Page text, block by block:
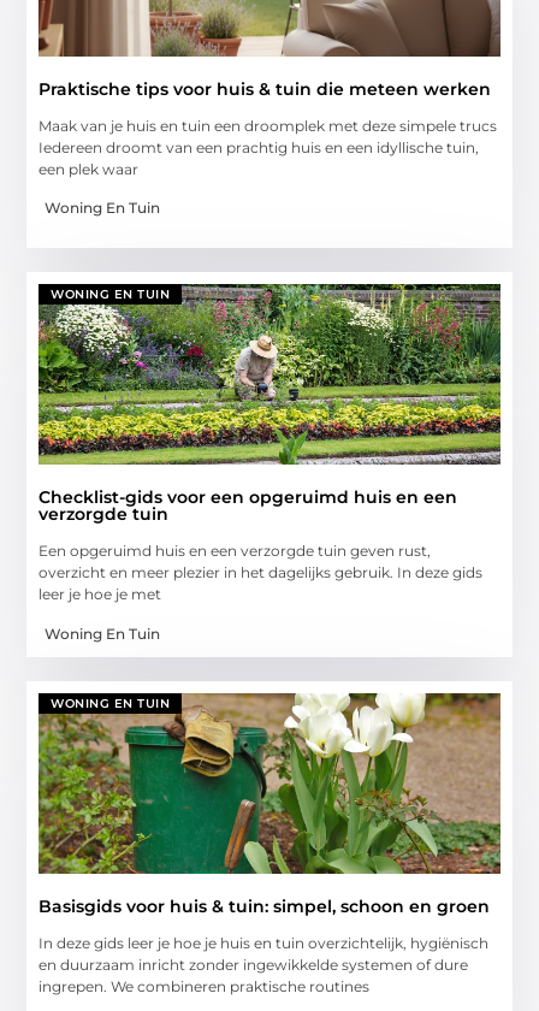
Praktische tips voor huis & tuin die meteen werken
Maak van je huis en tuin een droomplek met deze simpele trucs
Iedereen droomt van een prachtig huis en een idyllische tuin,
een plek waar
Woning En Tuin
WONING EN TUIN
Checklist-gids voor een opgeruimd huis en een
verzorgde tuin
Een opgeruimd huis en een verzorgde tuin geven rust,
overzicht en meer plezier in het dagelijks gebruik. In deze gids
leer je hoe je met
Woning En Tuin
WONING EN TUIN
Basisgids voor huis & tuin: simpel, schoon en groen
In deze gids leer je hoe je huis en tuin overzichtelijk, hygiënisch
en duurzaam inricht zonder ingewikkelde systemen of dure
ingrepen. We combineren praktische routines